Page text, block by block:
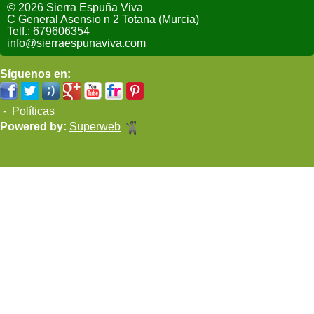
© 2026 Sierra Espuña Viva
C General Asensio n 2 Totana (Murcia)
Telf.: 679606354
info@sierraespunaviva.com
Síguenos en:
- Políticas
Powered by: Superweb